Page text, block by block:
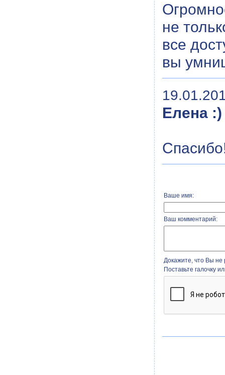
не
все
вы
Елена :)
Ваше имя:
Ваш комментарий:
Докажите, что Вы не
Поставьте галочку